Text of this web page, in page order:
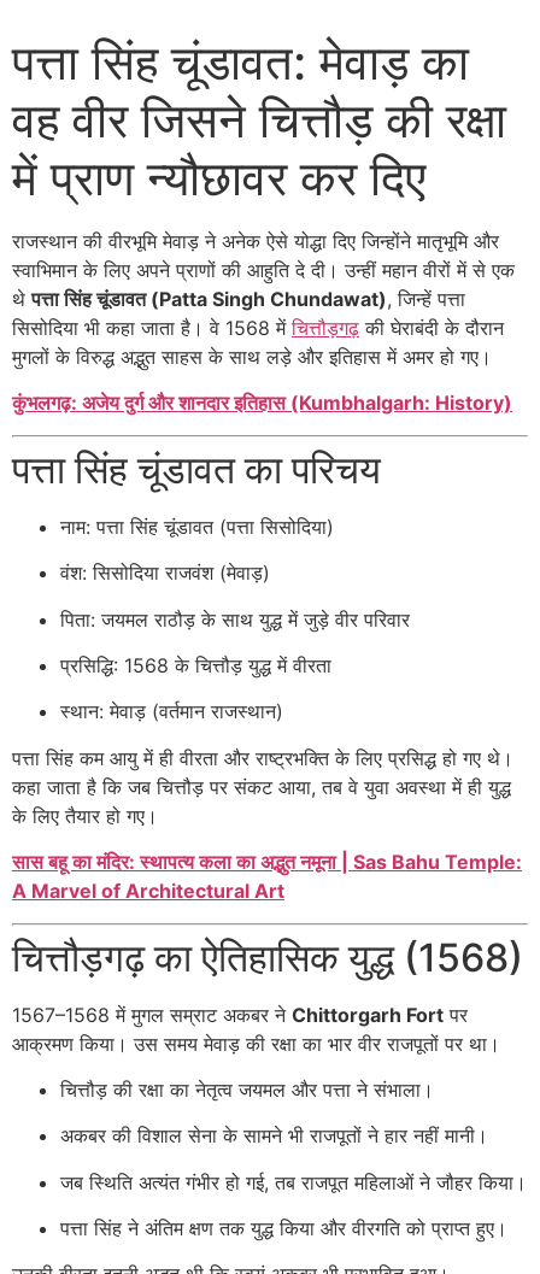
पत्ता सिंह चूंडावत: मेवाड़ का
वह वीर जिसने चित्तौड़ की रक्षा
में प्राण न्यौछावर कर दिए
राजस्थान की वीरभूमि मेवाड़ ने अनेक ऐसे योद्धा दिए जिन्होंने मातृभूमि और
स्वाभिमान के लिए अपने प्राणों की आहुति दे दी। उन्हीं महान वीरों में से एक
थेपत्ता सिंह चूंडावत (Patta Singh Chundawat), जिन्हें पत्ता
सिसोदिया भी कहा जाता है। वे 1568 मेंचित्तौड़गढ़ की घेराबंदी के दौरान
मुगलों के विरुद्ध अद्भुत साहस के साथ लड़े और इतिहास में अमर हो गए।
कुंभलगढ़: अजेय दुर्ग और शानदार इतिहास (Kumbhalgarh: History)
पत्ता सिंह चूंडावत का परिचय
नाम: पत्ता सिंह चूंडावत (पत्ता सिसोदिया)
वंश: सिसोदिया राजवंश (मेवाड़)
पिता: जयमल राठौड़ के साथ युद्ध में जुड़े वीर परिवार
प्रसिद्धि: 1568 के चित्तौड़ युद्ध में वीरता
स्थान: मेवाड़ (वर्तमान राजस्थान)
पत्ता सिंह कम आयु में ही वीरता और राष्ट्रभक्ति के लिए प्रसिद्ध हो गए थे।
कहा जाता है कि जब चित्तौड़ पर संकट आया, तब वे युवा अवस्था में ही युद्ध
के लिए तैयार हो गए।
सास बहू का मंदिर: स्थापत्य कला का अद्भुत नमूना | Sas Bahu Temple:
A Marvel of Architectural Art
चित्तौड़गढ़ का ऐतिहासिक युद्ध (1568)
1567–1568 में मुगल सम्राट अकबर ने Chittorgarh Fort पर
आक्रमण किया। उस समय मेवाड़ की रक्षा का भार वीर राजपूतों पर था।
चित्तौड़ की रक्षा का नेतृत्व जयमल और पत्ता ने संभाला।
अकबर की विशाल सेना के सामने भी राजपूतों ने हार नहीं मानी।
जब स्थिति अत्यंत गंभीर हो गई, तब राजपूत महिलाओं ने जौहर किया।
पत्ता सिंह ने अंतिम क्षण तक युद्ध किया और वीरगति को प्राप्त हुए।